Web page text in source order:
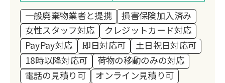
一般廃棄物業者と提携
損害保険加入済み
女性スタッフ対応
クレジットカード対応
PayPay対応
即日対応可
土日祝日対応可
18時以降対応可
荷物の移動のみの対応
電話の見積り可
オンライン見積り可